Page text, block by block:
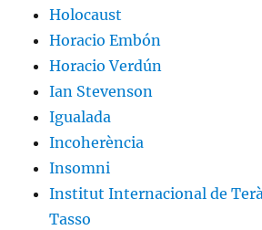
Holocaust
Horacio Embón
Horacio Verdún
Ian Stevenson
Igualada
Incoherència
Insomni
Institut Internacional de
Tasso